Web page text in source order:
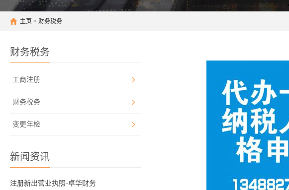
主页 > 财务税务
财务税务
工商注册
财务税务
变更年检
新闻资讯
注册新出营业执照-卓华财务